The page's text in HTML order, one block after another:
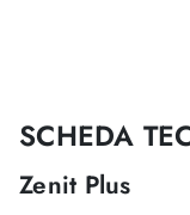
SCHEDA
Zenit Plus